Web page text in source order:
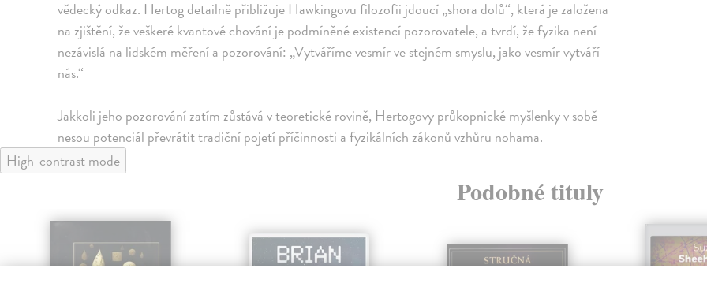
vědecký odkaz. Hertog detailně přibližuje Hawkingovu filozofii jdoucí „shora dolů“, která je založena
na zjištění, že veškeré kvantové chování je podmíněné existencí pozorovatele, a tvrdí, že fyzika není
nezávislá na lidském měření a pozorování: „Vytváříme vesmír ve stejném smyslu, jako vesmír vytváří
nás.“
Jakkoli jeho pozorování zatím zůstává v teoretické rovině, Hertogovy průkopnické myšlenky v sobě
nesou potenciál převrátit tradiční pojetí příčinnosti a fyzikálních zákonů vzhůru nohama.
High-contrast mode
Podobné tituly